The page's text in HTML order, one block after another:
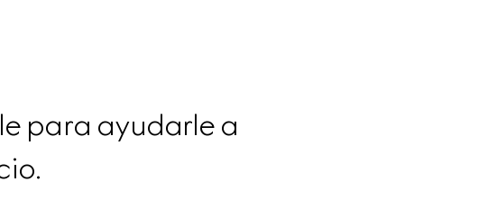
para ayudarle a